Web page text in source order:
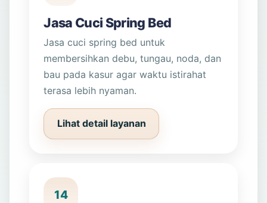
Jasa Cuci Spring Bed
Jasa cuci spring bed untuk
membersihkan debu, tungau, noda, dan
bau pada kasur agar waktu istirahat
terasa lebih nyaman.
Lihat detail layanan
14